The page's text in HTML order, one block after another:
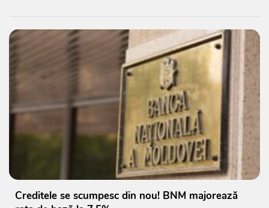
Creditele se scumpesc din nou! BNM majorează